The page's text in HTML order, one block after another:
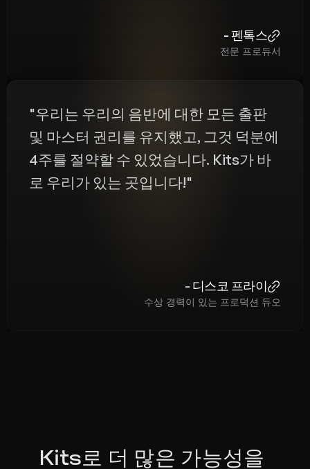
- 펜톡스
전문 프로듀서
"우리는 우리의 음반에 대한 모든 출판
및 마스터 권리를 유지했고, 그것 덕분에
4주를 절약할 수 있었습니다. Kits가 바
로 우리가 있는 곳입니다!"
- 디스코 프라이
수상 경력이 있는 프로덕션 듀오
Kits로 더 많은 가능성을